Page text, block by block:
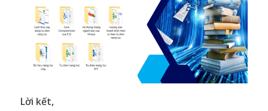
Lời kết,